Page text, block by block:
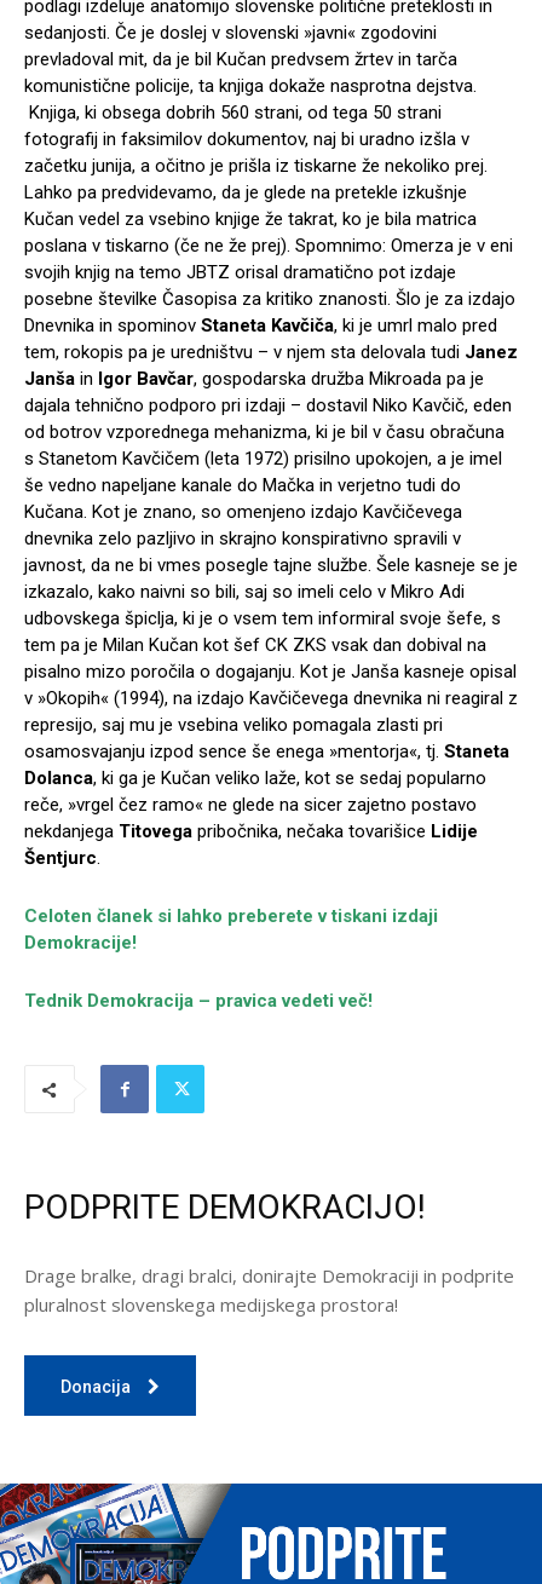
podlagi izdeluje anatomijo slovenske politične preteklosti in
sedanjosti. Če je doslej v slovenski »javni« zgodovini
prevladoval mit, da je bil Kučan predvsem žrtev in tarča
komunistične policije, ta knjiga dokaže nasprotna dejstva.
Knjiga, ki obsega dobrih 560 strani, od tega 50 strani
fotografij in faksimilov dokumentov, naj bi uradno izšla v
začetku junija, a očitno je prišla iz tiskarne že nekoliko prej.
Lahko pa predvidevamo, da je glede na pretekle izkušnje
Kučan vedel za vsebino knjige že takrat, ko je bila matrica
poslana v tiskarno (če ne že prej). Spomnimo: Omerza je v eni
svojih knjig na temo JBTZ orisal dramatično pot izdaje
posebne številke Časopisa za kritiko znanosti. Šlo je za izdajo
Dnevnika in spominov Staneta Kavčiča, ki je umrl malo pred
tem, rokopis pa je uredništvu – v njem sta delovala tudi Janez
Janša in Igor Bavčar, gospodarska družba Mikroada pa je
dajala tehnično podporo pri izdaji – dostavil Niko Kavčič, eden
od botrov vzporednega mehanizma, ki je bil v času obračuna
s Stanetom Kavčičem (leta 1972) prisilno upokojen, a je imel
še vedno napeljane kanale do Mačka in verjetno tudi do
Kučana. Kot je znano, so omenjeno izdajo Kavčičevega
dnevnika zelo pazljivo in skrajno konspirativno spravili v
javnost, da ne bi vmes posegle tajne službe. Šele kasneje se je
izkazalo, kako naivni so bili, saj so imeli celo v Mikro Adi
udbovskega špiclja, ki je o vsem tem informiral svoje šefe, s
tem pa je Milan Kučan kot šef CK ZKS vsak dan dobival na
pisalno mizo poročila o dogajanju. Kot je Janša kasneje opisal
v »Okopih« (1994), na izdajo Kavčičevega dnevnika ni reagiral z
represijo, saj mu je vsebina veliko pomagala zlasti pri
osamosvajanju izpod sence še enega »mentorja«, tj. Staneta
Dolanca, ki ga je Kučan veliko laže, kot se sedaj popularno
reče, »vrgel čez ramo« ne glede na sicer zajetno postavo
nekdanjega Titovega pribočnika, nečaka tovarišice Lidije
Šentjurc.
Celoten članek si lahko preberete v tiskani izdaji
Demokracije!
Tednik Demokracija – pravica vedeti več!
PODPRITE DEMOKRACIJO!
Drage bralke, dragi bralci, donirajte Demokraciji in podprite
pluralnost slovenskega medijskega prostora!
Donacija